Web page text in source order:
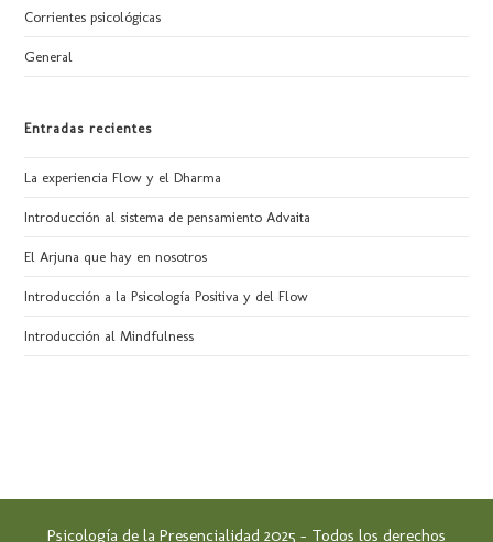
Corrientes psicológicas
General
Entradas recientes
La experiencia Flow y el Dharma
Introducción al sistema de pensamiento Advaita
El Arjuna que hay en nosotros
Introducción a la Psicología Positiva y del Flow
Introducción al Mindfulness
Psicología de la Presencialidad 2025 – Todos los derechos